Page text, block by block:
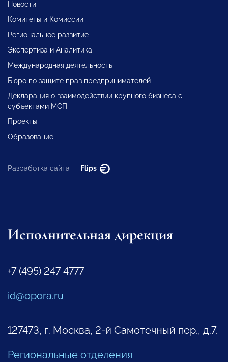
Новости
Комитеты и Комиссии
Региональное развитие
Экспертиза и Аналитика
Международная деятельность
Бюро по защите прав предпринимателей
Декларация о взаимодействии крупного бизнеса с
субъектами МСП
Проекты
Образование
Разработка сайта — Flips
Исполнительная дирекция
+7 (495) 247 4777
id@opora.ru
127473, г. Москва, 2-й Самотечный пер., д.7.
Региональные отделения